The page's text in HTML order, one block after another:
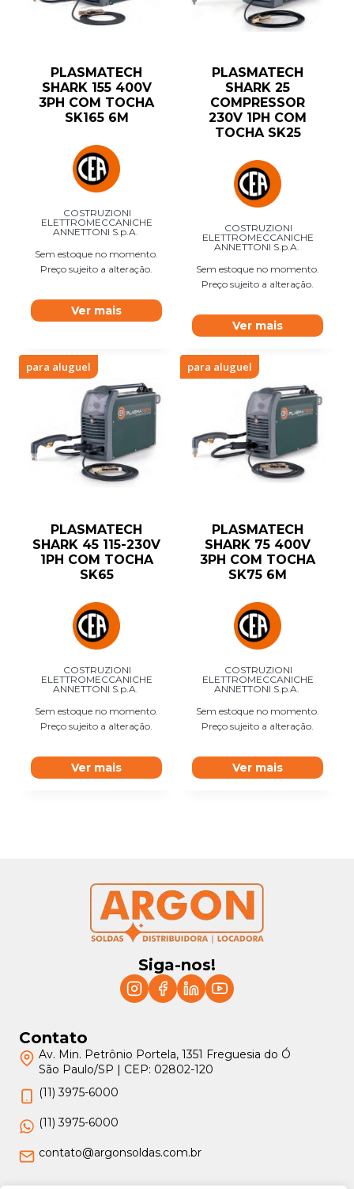
PLASMATECH
SHARK 155 400V
3PH COM TOCHA
SK165 6M
COSTRUZIONI
ELETTROMECCANICHE
ANNETTONI S.p.A.
Sem estoque no momento.
Preço sujeito a alteração.
Ver mais
PLASMATECH
SHARK 25
COMPRESSOR
230V 1PH COM
TOCHA SK25
COSTRUZIONI
ELETTROMECCANICHE
ANNETTONI S.p.A.
Sem estoque no momento.
Preço sujeito a alteração.
Ver mais
para aluguel
PLASMATECH
SHARK 45 115-230V
1PH COM TOCHA
SK65
COSTRUZIONI
ELETTROMECCANICHE
ANNETTONI S.p.A.
Sem estoque no momento.
Preço sujeito a alteração.
Ver mais
para aluguel
PLASMATECH
SHARK 75 400V
3PH COM TOCHA
SK75 6M
COSTRUZIONI
ELETTROMECCANICHE
ANNETTONI S.p.A.
Sem estoque no momento.
Preço sujeito a alteração.
Ver mais
Siga-nos!
Contato
Av. Min. Petrônio Portela, 1351 Freguesia do Ó
São Paulo/SP | CEP: 02802-120
(11) 3975-6000
(11) 3975-6000
contato@argonsoldas.com.br